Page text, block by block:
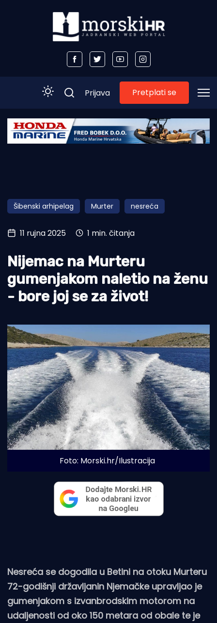
Početna
Obala
Otoci
Turizam i nautika
Pomorstvo
Ribolov
Ekologija
Prijava Pretplati se
Šibenski arhipelag Murter nesreća
11 rujna 2025 1 min. čitanja
Nijemac na Murteru
gumenjakom naletio na ženu
- bore joj se za život!
Foto: Morski.hr/Ilustracija
Nesreća se dogodila u Betini na otoku Murteru
72-godišnji državljanin Njemačke upravljao je
gumenjakom s izvanbrodskim motorom na
udaljenosti od oko 150 metara od obale te je